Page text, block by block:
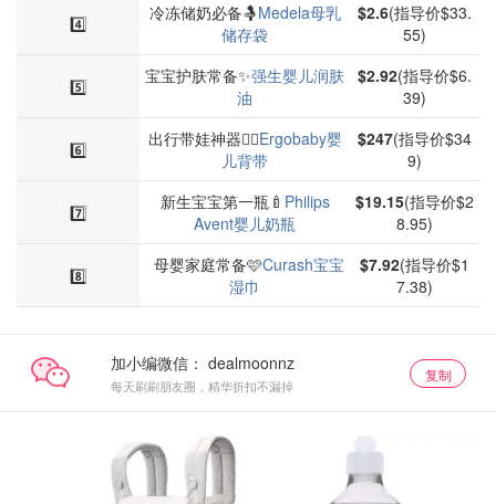
4️⃣ 冷冻储奶必备🤱Medela母乳
储存袋
$2.6(指导价$33.
55)
5️⃣ 宝宝护肤常备✨强生婴儿润肤
油
$2.92(指导价$6.
39)
6️⃣ 出行带娃神器🚶‍♀️Ergobaby婴
儿背带
$247(指导价$34
9)
7️⃣ 新生宝宝第一瓶🍼 Philips
Avent婴儿奶瓶
$19.15(指导价$2
8.95)
8️⃣ 母婴家庭常备🩷Curash宝宝
湿巾
$7.92(指导价$1
7.38)
加小编微信：
每天刷刷朋友圈，精华折扣不漏掉
复制